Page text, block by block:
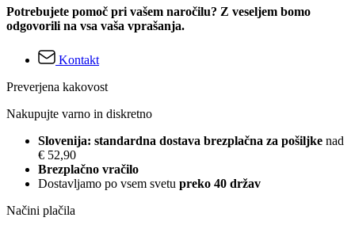
Potrebujete pomoč pri vašem naročilu? Z veseljem bomo
odgovorili na vsa vaša vprašanja.
Kontakt
Preverjena kakovost
Nakupujte varno in diskretno
Slovenija: standardna dostava brezplačna za pošiljke nad
€ 52,90
Brezplačno vračilo
Dostavljamo po vsem svetu preko 40 držav
Načini plačila